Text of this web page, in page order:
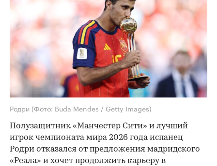
Родри (Фото: Buda Mendes / Getty Images)
Полузащитник «Манчестер Сити» и лучший
игрок чемпионата мира 2026 года испанец
Родри отказался от предложения мадридского
«Реала» и хочет продолжить карьеру в